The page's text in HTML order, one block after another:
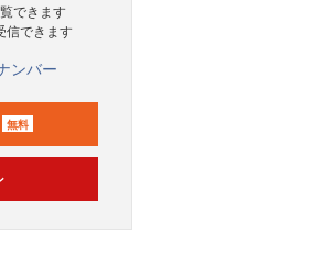
できます
信できます
ンバー
無料